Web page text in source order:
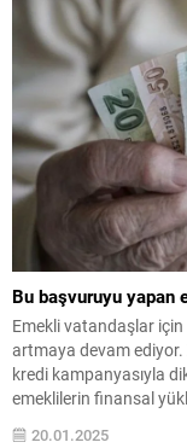
Bu başvuruyu yapan
Emekli vatandaşlar
artmaya devam ediyor.
kredi kampanyasıyla
emeklilerin finansal
20.01.2025